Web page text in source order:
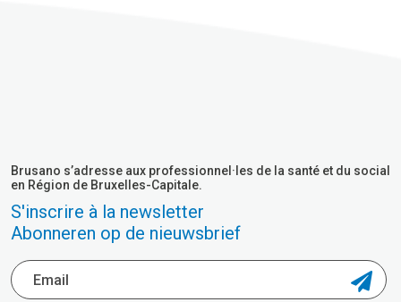
Brusano s’adresse aux professionnel·les de la santé et du social
en Région de Bruxelles-Capitale.
S'inscrire à la newsletter
Abonneren op de nieuwsbrief